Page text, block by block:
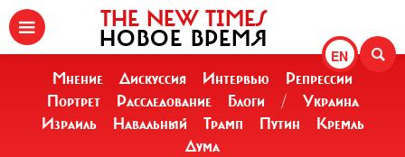
EN
THE NEW TIMES
НОВОЕ ВРЕМЯ
Мнение Дискуссия Интервью
Репрессии
Портрет
Расследование Блоги /
Украина
Израиль
Навальный Трамп Путин
Кремль
Дума